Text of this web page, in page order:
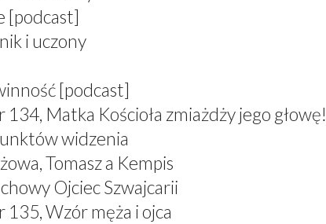
[podcast]
i uczony
[podcast]
Matka Kościoła zmiażdży jego głowę!
widzenia
Tomasz a Kempis
Ojciec Szwajcarii
Wzór męża i ojca